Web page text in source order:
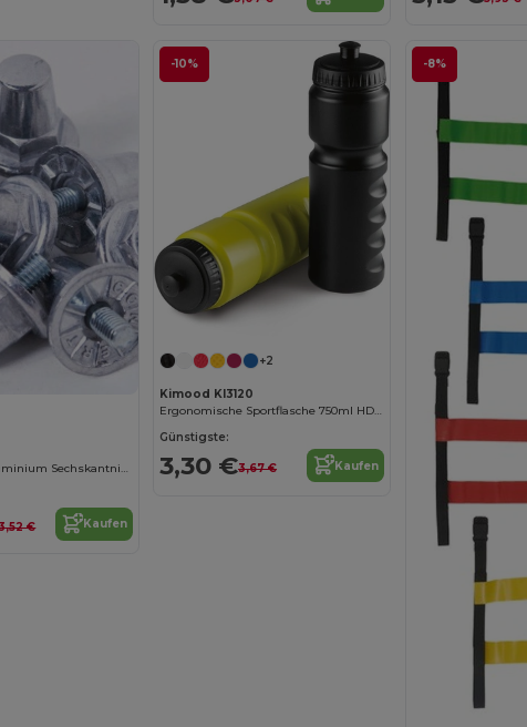
Hochwertige Aluminium Sechskantnieten
€ Kaufen
-10%
+2
Kimood KI3120
Günstigste:
3,30 €3,67 € Kaufen
-8%